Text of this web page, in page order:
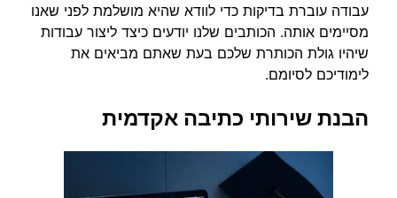
עבודה עוברת בדיקות כדי לוודא שהיא מושלמת לפני שאנו
מסיימים אותה. הכותבים שלנו יודעים כיצד ליצור עבודות
שיהיו גולת הכותרת שלכם בעת שאתם מביאים את
לימודיכם לסיומם.
הבנת שירותי כתיבה אקדמית